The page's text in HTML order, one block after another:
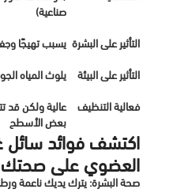
صناعية)
التأثير على البشرة يسبب تهيجًا
التأثير على البيئة يلوث المياه
فعالية التنظيف عالية ولكن قد
بعض الأسطح
اكتشف فوائد
العضوي على صحتك
صحة البشرة: يترك يديك ناعمة